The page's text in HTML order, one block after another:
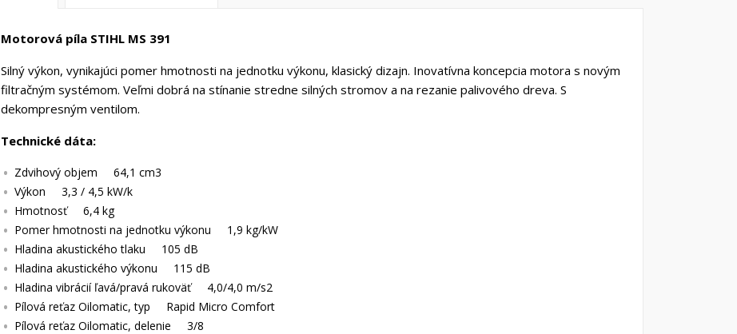
Motorová píla STIHL MS 391
Silný výkon, vynikajúci pomer hmotnosti na jednotku výkonu, klasický dizajn. Inovatívna koncepcia motora s novým
filtračným systémom. Veľmi dobrá na stínanie stredne silných stromov a na rezanie palivového dreva. S
dekompresným ventilom.
Technické dáta:
Zdvihový objem 64,1 cm3
Výkon 3,3 / 4,5 kW/k
Hmotnosť 6,4 kg
Pomer hmotnosti na jednotku výkonu 1,9 kg/kW
Hladina akustického tlaku 105 dB
Hladina akustického výkonu 115 dB
Hladina vibrácií ľavá/pravá rukoväť 4,0/4,0 m/s2
Pílová reťaz Oilomatic, typ Rapid Micro Comfort
Pílová reťaz Oilomatic, delenie 3/8